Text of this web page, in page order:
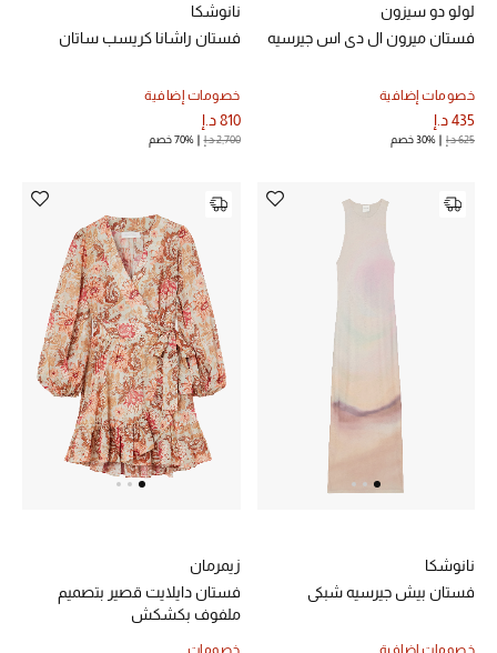
لولو دو سيزون
فستان ميرون ال دي اس جيرسيه
خصومات إضافية
435 د.إ
625 د.إ 30% خصم
نانوشكا
فستان راشانا كريسب ساتان
خصومات إضافية
810 د.إ
2,700 د.إ 70% خصم
نانوشكا
فستان بيش جيرسيه شبكي
خصومات إضافية
زيمرمان
فستان دايلايت قصير بتصميم
ملفوف بكشكش
خصومات